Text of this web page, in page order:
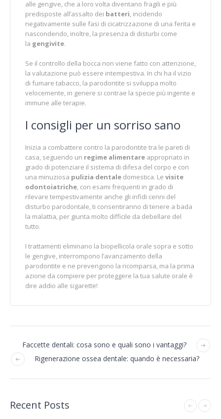
alle gengive, che a loro volta diventano fragili e più
predisposte all’assalto dei batteri, incidendo
negativamente sulle fasi di cicatrizzazione di una ferita e
nascondendo, inoltre, la presenza di disturbi come
la gengivite.
Se il controllo della bocca non viene fatto con attenzione,
la valutazione può essere intempestiva. In chi ha il vizio
di fumare tabacco, la parodontite si sviluppa molto
velocemente, in genere si contrae la specie più ingente e
immune alle terapie.
I consigli per un sorriso sano
Inizia a combattere contro la parodontite tra le pareti di
casa, seguendo un regime alimentare appropriato in
grado di potenziare il sistema di difesa del corpo e con
una minuziosa pulizia dentale domestica. Le visite
odontoiatriche, con esami frequenti in grado di
rilevare tempestivamente anche gli infidi cenni del
disturbo parodontale, ti consentiranno di tenere a bada
la malattia, per giunta molto difficile da debellare del
tutto.
I trattamenti eliminano la biopellicola orale sopra e sotto
le gengive, interrompono l’avanzamento della
parodontite e ne prevengono la ricomparsa, ma la prima
azione da compiere per proteggere la tua salute orale è
dire addio alle sigarette!
Faccette dentali: cosa sono e quali sono i vantaggi?
Rigenerazione ossea dentale: quando è necessaria?
Recent Posts